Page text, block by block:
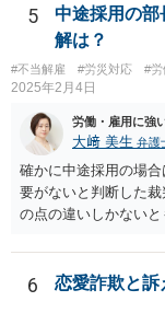
な根拠がない場合に
と思われます。 もっ
が、一定の落し所を
することも可能になる
提起されると、会社
り、最終的にはバッ
るのは、時間や費用
ように、ずるずると
るだろうと、社長な
職をさせないために
りますか？ →労働者
で労働者の余力がな
れるといった対応を
もっとも、ご認識の
5
中途採用の部
解は？
#不当解雇 #労災対応 #労
2025年2月4日
労働・雇用に強
大﨑 美生 弁護
確かに中途採用の場
要がないと判断した
の点の違いしかない
回の言い合いだけで
外の事情を踏まえて
調性のなさ等）があ
6 恋愛詐欺と訴